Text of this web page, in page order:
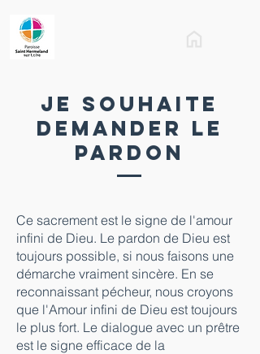
Je souhaite
demander le
pardon
Ce sacrement est le signe de l'amour
infini de Dieu. Le pardon de Dieu est
toujours possible, si nous faisons une
démarche vraiment sincère. En se
reconnaissant pécheur, nous croyons
que l'Amour infini de Dieu est toujours
le plus fort. Le dialogue avec un prêtre
est le signe efficace de la